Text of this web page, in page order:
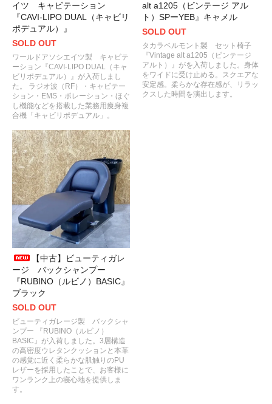
イツ キャビテーション
『CAVI-LIPO DUAL（キャビリ
ポデュアル）』
SOLD OUT
ワールドアソシエイツ製 キャビテ
ーション『CAVI-LIPO DUAL（キャ
ビリポデュアル）』が入荷しまし
た。 ラジオ波（RF）・キャビテー
ション・EMS・ポレーション・ほぐ
し機能などを搭載した業務用痩身複
合機「キャビリポデュアル」。
alt a1205（ビンテージ アル
ト）SPーYEB』キャメル
SOLD OUT
タカラベルモント製 セット椅子
『Vintage alt a1205（ビンテージ
アルト）』がを入荷しました。身体
をワイドに受け止める。スクエアな
安定感。柔らかな存在感が、リラッ
クスした時間を演出します。
【中古】ビューティガレ
ージ バックシャンプー
『RUBINO（ルビノ）BASIC』
ブラック
SOLD OUT
ビューティガレージ製 バックシャ
ンプー 『RUBINO（ルビノ）
BASIC』が入荷しました。3層構造
の高密度ウレタンクッションと本革
の感覚に近く柔らかな肌触りのPU
レザーを採用したことで、お客様に
ワンランク上の寝心地を提供しま
す。